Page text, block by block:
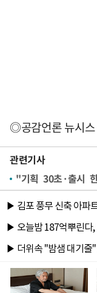
◎공감언론 뉴시스
관련기사